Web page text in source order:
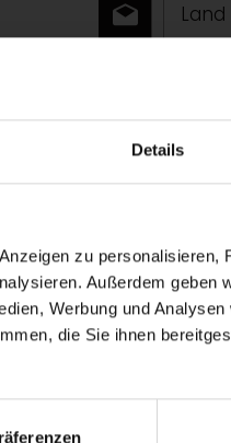
Details
zu
Außerdem geben
Werbung und
die Sie ihnen
Land
Freeriden,
Ganzjährig beheizt.
Pitztals.
Stärker heimkommen